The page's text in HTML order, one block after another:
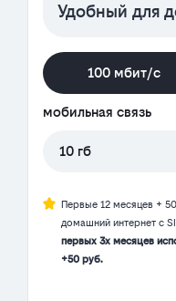
Удобный для
100 мбит/с
мобильная связь
10 гб
Первые 12 месяцев +
домашний интернет с
первых 3х месяцев
+50 руб.